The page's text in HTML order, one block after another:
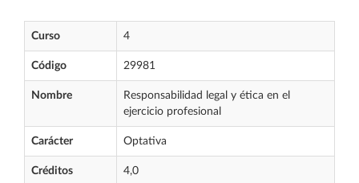
Curso 4
Código 29981
Nombre
Responsabilidad legal y ética en el
ejercicio profesional
Carácter Optativa
Créditos 4,0